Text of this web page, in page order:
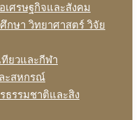
เศรษฐกิจและสังคม
กษา วิทยาศาสตร์ วิจัย
ทียวและกีฬา
ะสหกรณ์
ธรรมชาติและสิง